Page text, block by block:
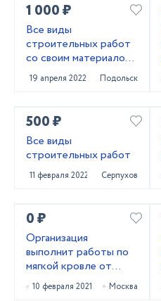
1 000 ₽
Все виды
строительных работ
со своим материалом
и с материалом
заказчика
19 апреля 2022 Подольск
500 ₽
Все виды
строительных работ
11 февраля 2022 Серпухов
0 ₽
Организация
выполнит работы по
мягкой кровле от
5000-300000 м2
10 февраля 2021 Москва